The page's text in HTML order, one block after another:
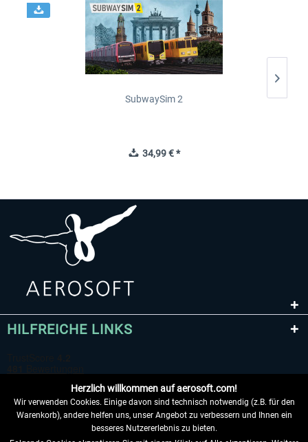
SubwaySim 2
34,99 € *
HILFREICHE LINKS
Herzlich willkommen auf aerosoft.com!
Wir verwenden Cookies. Einige davon sind technisch notwendig (z.B. für den
Warenkorb), andere helfen uns, unser Angebot zu verbessern und Ihnen ein
besseres Nutzererlebnis zu bieten.